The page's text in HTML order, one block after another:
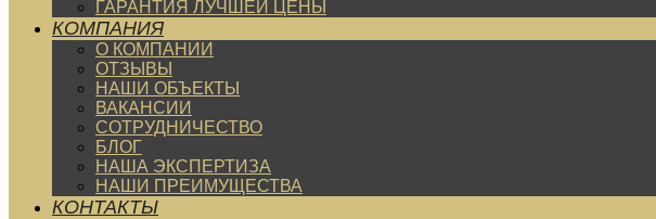
ГАРАНТИЯ ЛУЧШЕЙ ЦЕНЫ
КОМПАНИЯ
О КОМПАНИИ
ОТЗЫВЫ
НАШИ ОБЪЕКТЫ
ВАКАНСИИ
СОТРУДНИЧЕСТВО
БЛОГ
НАША ЭКСПЕРТИЗА
НАШИ ПРЕИМУЩЕСТВА
КОНТАКТЫ